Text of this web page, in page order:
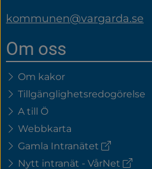
kommunen@vargarda.se
Om oss
Om kakor
Tillgänglighetsredogörelse
A till Ö
Webbkarta
Gamla Intranätet (extern
länk)
Nytt intranät - VårNet (extern